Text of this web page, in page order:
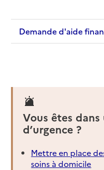
Demande d'aide
Vous êtes
d’urgence ?
Mettre en place
soins à domicile